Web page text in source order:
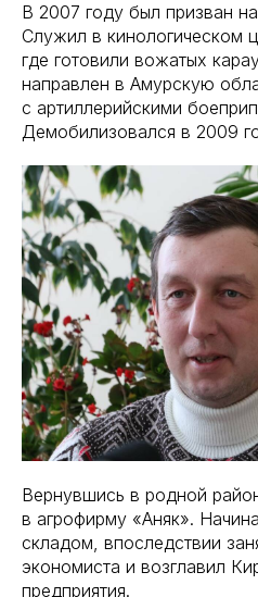
В 2007 году был призван
Служил в кинологическом
где готовили вожатых
направлен в Амурскую
с артиллерийскими
Демобилизовался в 2009
Вернувшись в родной
в агрофирму «Аняк».
складом, впоследствии
экономиста и возглавил
предприятия.